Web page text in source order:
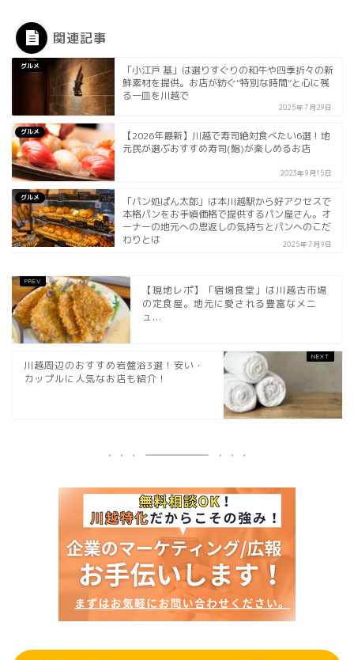
関連記事
グルメ
「小江戸 基」は選りすぐりの和牛や四季折々の新
鮮素材を提供。お店が紡ぐ“特別な時間”と心に残
る一皿を川越で
2025年7月29日
グルメ
【2026年最新】川越で寿司絶対食べたい6選！地
元民が選ぶおすすめ寿司(鮨)が楽しめるお店
2023年9月15日
グルメ
「パン処ぱん太郎」は本川越駅から好アクセスで
本格パンをお手頃価格で提供するパン屋さん。オ
ーナーの地元への恩返しの気持ちとパンへのこだ
わりとは
2025年7月9日
【現地レポ】「宿場食堂」は川越古市場
の定食屋。地元に愛される豊富なメニ
ュ...
川越周辺のおすすめ岩盤浴3選！安い・
カップルに人気なお店も紹介！